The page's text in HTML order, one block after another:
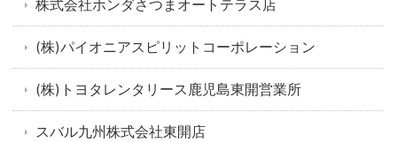
株式会社ホンダさつまオートテラス店
(株)パイオニアスピリットコーポレーション
(株)トヨタレンタリース鹿児島東開営業所
スバル九州株式会社東開店